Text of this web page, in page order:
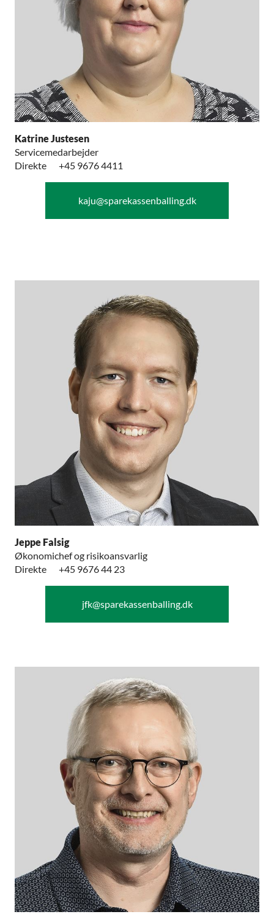
Katrine Justesen
Servicemedarbejder
Direkte
+45 9676 4411
kaju@sparekassenballing.dk
Jeppe Falsig
Økonomichef og risikoansvarlig
Direkte
+45 9676 44 23
jfk@sparekassenballing.dk